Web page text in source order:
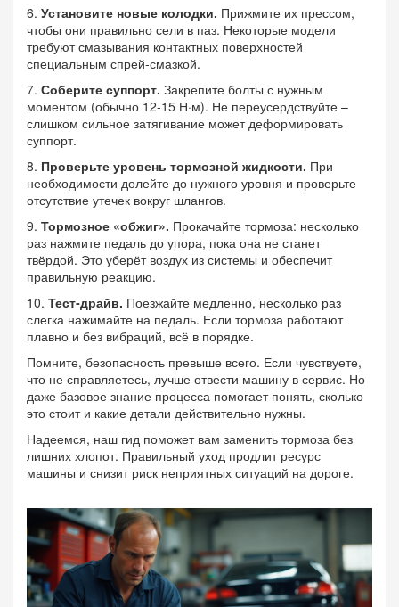
6. Установите новые колодки. Прижмите их прессом,
чтобы они правильно сели в паз. Некоторые модели
требуют смазывания контактных поверхностей
специальным спрей‑смазкой.
7. Соберите суппорт. Закрепите болты с нужным
моментом (обычно 12‑15 Н·м). Не переусердствуйте –
слишком сильное затягивание может деформировать
суппорт.
8. Проверьте уровень тормозной жидкости. При
необходимости долейте до нужного уровня и проверьте
отсутствие утечек вокруг шлангов.
9. Тормозное «обжиг». Прокачайте тормоза: несколько
раз нажмите педаль до упора, пока она не станет
твёрдой. Это уберёт воздух из системы и обеспечит
правильную реакцию.
10. Тест‑драйв. Поезжайте медленно, несколько раз
слегка нажимайте на педаль. Если тормоза работают
плавно и без вибраций, всё в порядке.
Помните, безопасность превыше всего. Если чувствуете,
что не справляетесь, лучше отвести машину в сервис. Но
даже базовое знание процесса помогает понять, сколько
это стоит и какие детали действительно нужны.
Надеемся, наш гид поможет вам заменить тормоза без
лишних хлопот. Правильный уход продлит ресурс
машины и снизит риск неприятных ситуаций на дороге.